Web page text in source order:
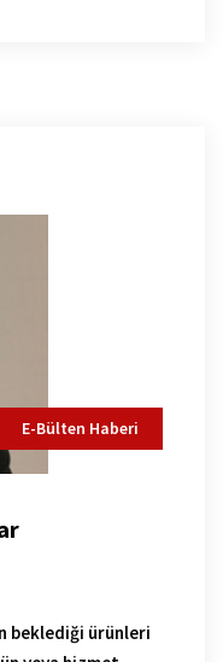
E-Bülten Haberi
beklediği ürünleri